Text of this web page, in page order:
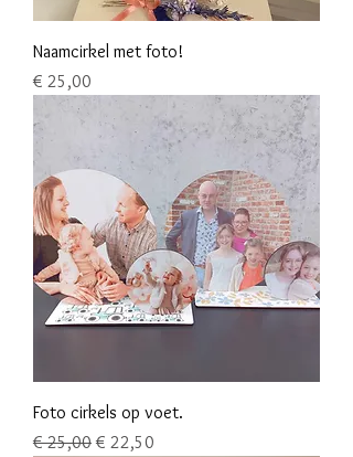
Naamcirkel met foto!
Prijs
€ 25,00
Foto cirkels op voet.
Normale prijs
€ 25,00 Verkoopprijs
€ 22,50